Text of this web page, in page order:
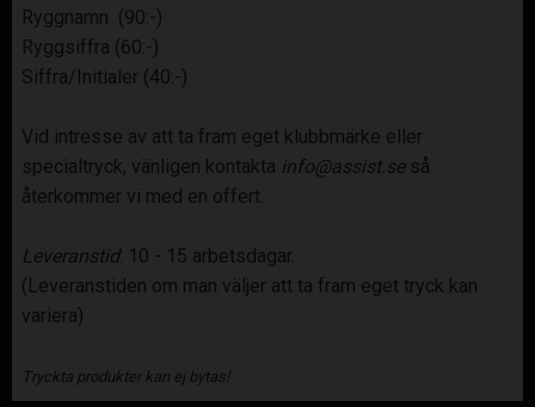
Ryggnamn (90:-)
Ryggsiffra (60:-)
Siffra/Initialer (40:-)
Vid intresse av att ta fram eget klubbmärke eller
specialtryck, vänligen kontakta info@assist.seså
återkommer vi med en offert.
Leveranstid: 10 - 15 arbetsdagar.
(Leveranstiden om man väljer att ta fram eget tryck kan
variera)
Tryckta produkter kan ej bytas!